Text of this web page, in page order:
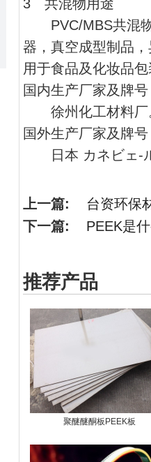
3 共混物用途
PVC/MBS共混物
器，真空成型制品
用于食品及化妆品
国内生产厂家及牌号
徐州化工材料厂
国外生产厂家及牌号
日本 カネビェ-ル
上一篇: 台资环保
下一篇: PEEK是
推荐产品
聚醚醚酮板PEEK板